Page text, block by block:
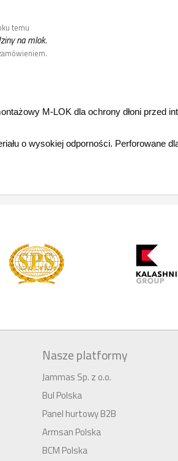
temu
na mlok.
M-LOK dla ochrony dłoni przed
o wysokiej odporności. Perforowane
Nasze platformy
Jammas Sp. z o.o.
Bul Polska
Panel hurtowy B2B
Armsan Polska
BCM Polska